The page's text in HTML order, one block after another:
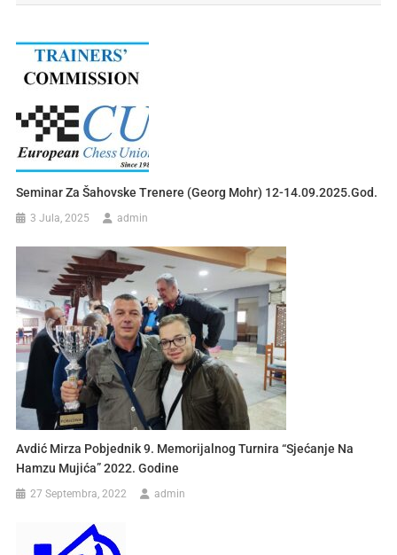
Seminar Za Šahovske Trenere (Georg Mohr) 12-14.09.2025.god.
3 Jula, 2025 admin
Avdić Mirza Pobjednik 9. Memorijalnog Turnira “Sjećanje Na
Hamzu Mujića” 2022. Godine
27 Septembra, 2022 admin